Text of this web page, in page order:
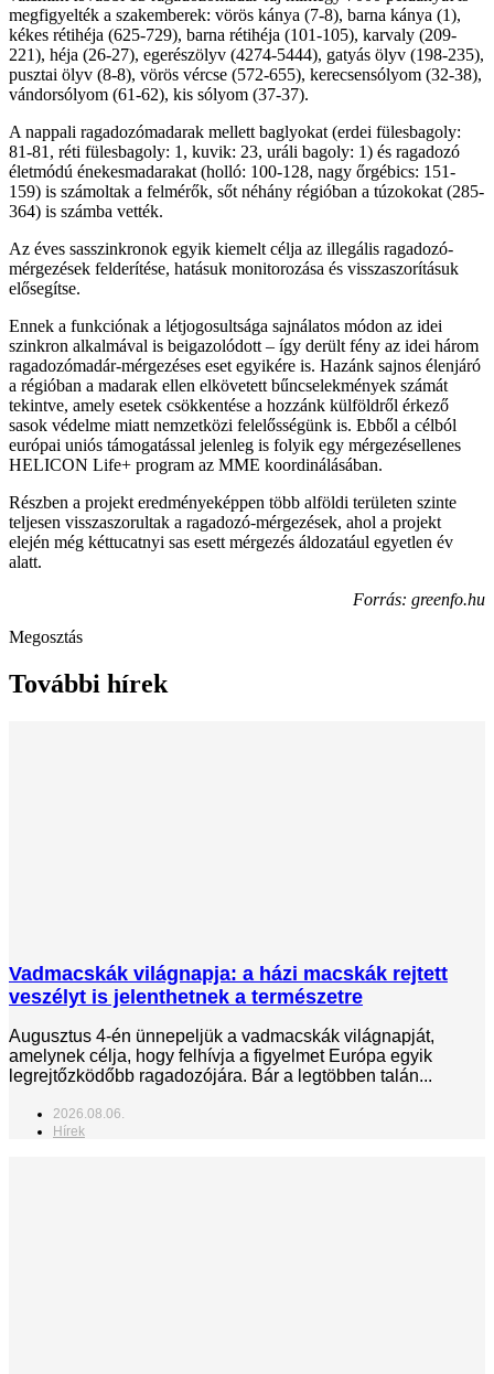
megfigyelték a szakemberek: vörös kánya (7-8), barna kánya (1),
kékes rétihéja (625-729), barna rétihéja (101-105), karvaly (209-
221), héja (26-27), egerészölyv (4274-5444), gatyás ölyv (198-235),
pusztai ölyv (8-8), vörös vércse (572-655), kerecsensólyom (32-38),
vándorsólyom (61-62), kis sólyom (37-37).
A nappali ragadozómadarak mellett baglyokat (erdei fülesbagoly:
81-81, réti fülesbagoly: 1, kuvik: 23, uráli bagoly: 1) és ragadozó
életmódú énekesmadarakat (holló: 100-128, nagy őrgébics: 151-
159) is számoltak a felmérők, sőt néhány régióban a túzokokat (285-
364) is számba vették.
Az éves sasszinkronok egyik kiemelt célja az illegális ragadozó-
mérgezések felderítése, hatásuk monitorozása és visszaszorításuk
elősegítse.
Ennek a funkciónak a létjogosultsága sajnálatos módon az idei
szinkron alkalmával is beigazolódott – így derült fény az idei három
ragadozómadár-mérgezéses eset egyikére is. Hazánk sajnos élenjáró
a régióban a madarak ellen elkövetett bűncselekmények számát
tekintve, amely esetek csökkentése a hozzánk külföldről érkező
sasok védelme miatt nemzetközi felelősségünk is. Ebből a célból
európai uniós támogatással jelenleg is folyik egy mérgezésellenes
HELICON Life+ program az MME koordinálásában.
Részben a projekt eredményeképpen több alföldi területen szinte
teljesen visszaszorultak a ragadozó-mérgezések, ahol a projekt
elején még kéttucatnyi sas esett mérgezés áldozatául egyetlen év
alatt.
Forrás: greenfo.hu
Megosztás
További hírek
Vadmacskák világnapja: a házi macskák rejtett
veszélyt is jelenthetnek a természetre
Augusztus 4-én ünnepeljük a vadmacskák világnapját,
amelynek célja, hogy felhívja a figyelmet Európa egyik
legrejtőzködőbb ragadozójára. Bár a legtöbben talán...
2026.08.06.
Hírek